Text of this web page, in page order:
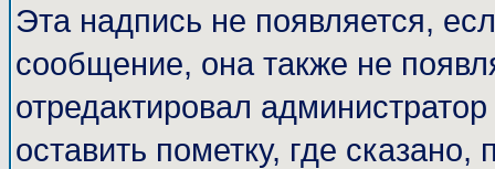
Эта надпись не появляется,
сообщение, она также не
отредактировал
оставить пометку, где